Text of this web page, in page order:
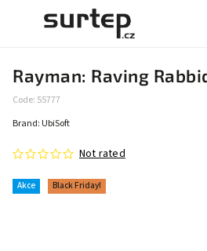
Rayman: Raving
Code: 55777
Akce Black Friday!
Not rated
Brand: UbiSoft